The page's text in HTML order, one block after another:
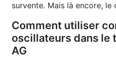
survente. Mais là encore,
Comment utiliser
oscillateurs dans le
AG